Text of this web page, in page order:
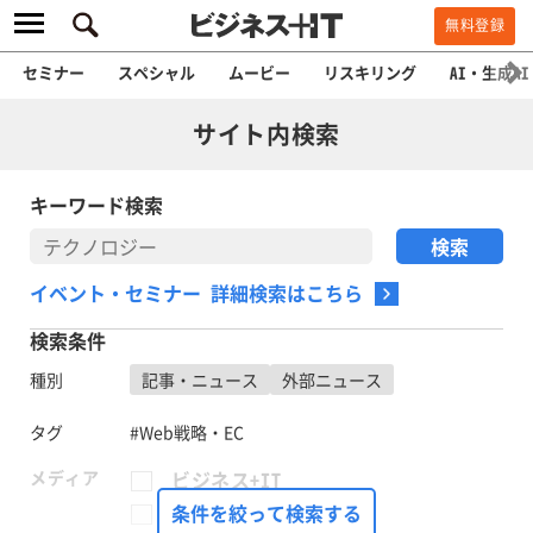
無料登録
セミナー スペシャル ムービー リスキリング AI・生成AI
サイト内検索
キーワード検索
イベント・セミナー 詳細検索はこちら
検索条件
種別 記事・ニュース 外部ニュース
タグ
#Web戦略・EC
メディア
ビジネス+IT
FinTech Journal
条件を絞って検索する